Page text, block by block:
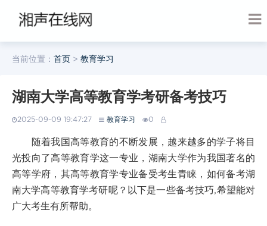
当前位置： 首页 > 教育学习
湖南大学高等教育学考研备考技巧
2025-09-09 19:47:27 教育学习 0
随着我国高等教育的不断发展，越来越多的学子将目
光投向了高等教育学这一专业，湖南大学作为我国著名的
高等学府，其高等教育学专业备受考生青睐，如何备考湖
南大学高等教育学考研呢？以下是一些备考技巧,希望能对
广大考生有所帮助。